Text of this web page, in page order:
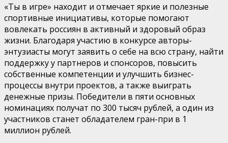
«Ты в игре» находит и отмечает яркие и полезные
спортивные инициативы, которые помогают
вовлекать россиян в активный и здоровый образ
жизни. Благодаря участию в конкурсе авторы-
энтузиасты могут заявить о себе на всю страну, найти
поддержку у партнеров и спонсоров, повысить
собственные компетенции и улучшить бизнес-
процессы внутри проектов, а также выиграть
денежные призы. Победители в пяти основных
номинациях получат по 300 тысяч рублей, а один из
участников станет обладателем гран-при в 1
миллион рублей.